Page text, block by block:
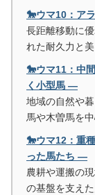
🐎ウマ10：ア
長距離移動に
れた耐久力と
🐎ウマ11：中
く小型馬 ―
地域の自然や
馬や木曽馬を
🐎ウマ12：重
った馬たち ―
農耕や運搬の
の基盤を支え